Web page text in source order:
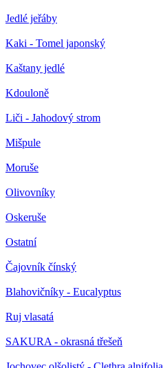
Jedlé jeřáby
Kaki - Tomel japonský
Kaštany jedlé
Kdouloně
Liči - Jahodový strom
Mišpule
Moruše
Olivovníky
Oskeruše
Ostatní
Čajovník čínský
Blahovičníky - Eucalyptus
Ruj vlasatá
SAKURA - okrasná třešeň